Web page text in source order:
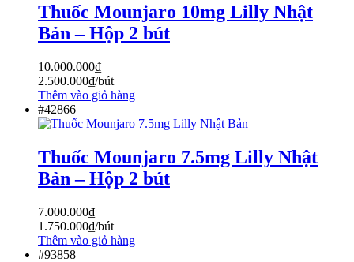
Thuốc Mounjaro 10mg Lilly Nhật
Bản – Hộp 2 bút
10.000.000₫
2.500.000₫/bút
Thêm vào giỏ hàng
#42866
Thuốc Mounjaro 7.5mg Lilly Nhật
Bản – Hộp 2 bút
7.000.000₫
1.750.000₫/bút
Thêm vào giỏ hàng
#93858